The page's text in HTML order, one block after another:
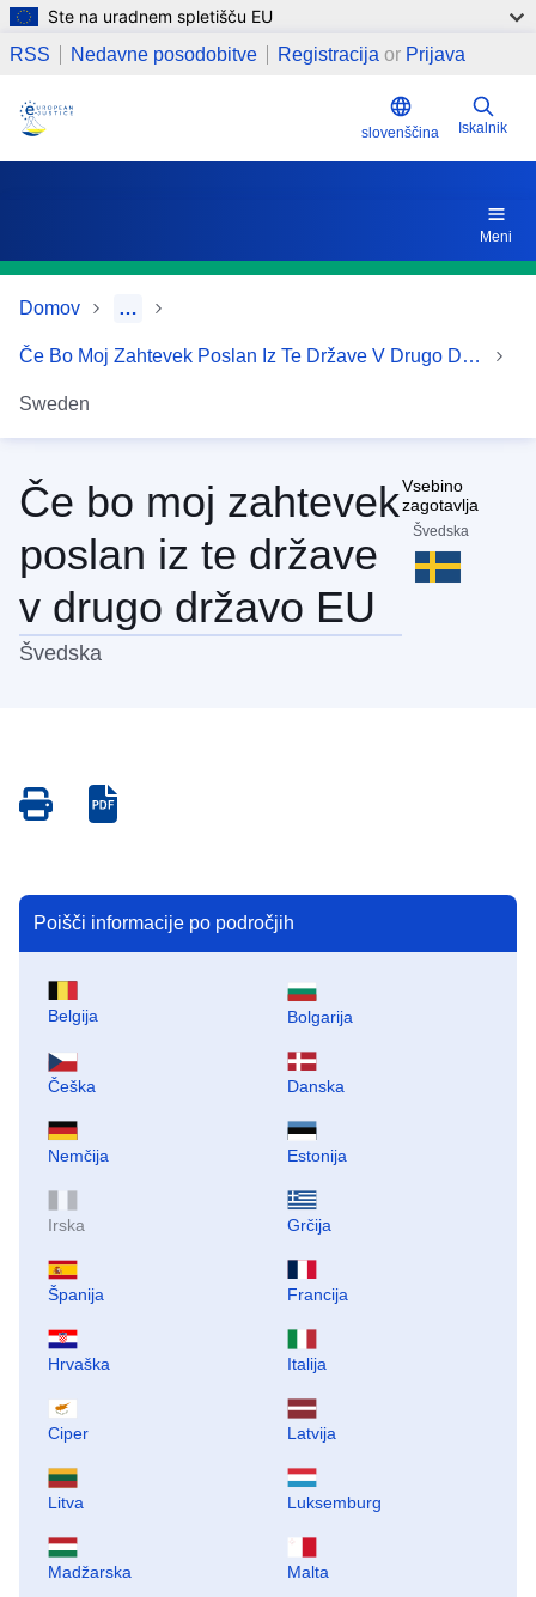
Skip to main content
Ste na uradnem spletišču EU
RSS
Nedavne posodobitve Registracija or Prijava
slovenščina Iskalnik
Meni
Domov …
Če Bo Moj Zahtevek Poslan Iz Te Države V Drugo Državo EU
Sweden
Če bo moj zahtevek
poslan iz te države
v drugo državo EU
Švedska
Vsebino
zagotavlja
Švedska
Save
as
Save
as
Ali je treba za pošiljanje zahteve v tujino plačati upravne
Poišči informacije po področjih
Belgija Bolgarija
Češka Danska
Nemčija Estonija
Irska Grčija
Španija Francija
Hrvaška Italija
Ciper Latvija
Litva Luksemburg
Madžarska Malta